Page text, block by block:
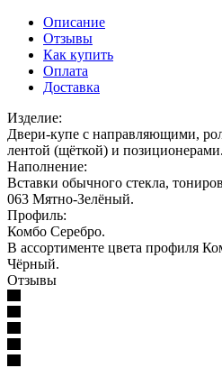
Описание
Отзывы
Как купить
Оплата
Доставка
Изделие:
Двери-купе с направляющими,
лентой (щёткой) и позиционерами.
Наполнение:
Вставки обычного стекла,
063 Мятно-Зелёный.
Профиль:
Комбо Серебро.
В ассортименте цвета профиля
Чёрный.
Отзывы